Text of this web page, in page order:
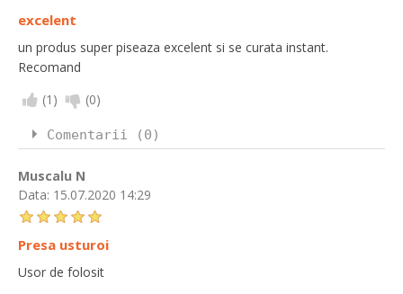
excelent
un produs super piseaza excelent si se curata instant.
Recomand
(1 ) (0)
Comentarii (0)
Muscalu N
Data: 15.07.2020 14:29
Presa usturoi
Usor de folosit